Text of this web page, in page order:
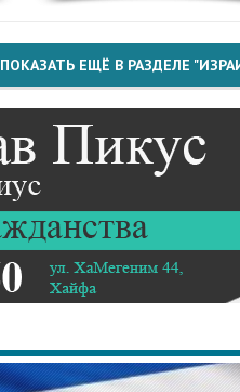
ПОКАЗАТЬ ЕЩЁ В РАЗДЕЛЕ